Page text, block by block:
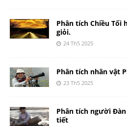
Phân tích Chiều Tối
giỏi.
24 Th5 2025
Phân tích nhân vật
23 Th5 2025
Phân tích người Đàn
tiết